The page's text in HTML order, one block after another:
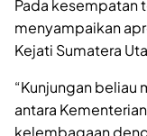
Pada kesempatan
menyampaikan
Kejati Sumatera
“Kunjungan beliau
antara
kelembagaan